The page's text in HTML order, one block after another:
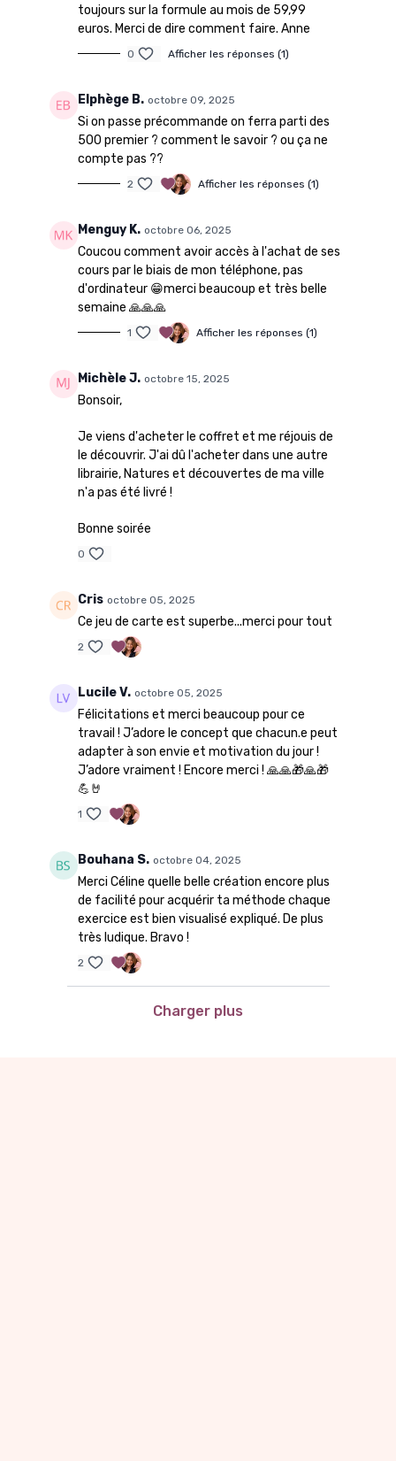
toujours sur la formule au mois de 59,99
euros. Merci de dire comment faire. Anne
0 Afficher les réponses (1)
Elphège B. octobre 09, 2025
Si on passe précommande on ferra parti des
500 premier ? comment le savoir ? ou ça ne
compte pas ??
2 Afficher les réponses (1)
Menguy K. octobre 06, 2025
Coucou comment avoir accès à l'achat de ses
cours par le biais de mon téléphone, pas
d'ordinateur 😁merci beaucoup et très belle
semaine 🙏🙏🙏
1 Afficher les réponses (1)
Michèle J. octobre 15, 2025
Bonsoir,
Je viens d'acheter le coffret et me réjouis de
le découvrir. J'ai dû l'acheter dans une autre
librairie, Natures et découvertes de ma ville
n'a pas été livré !
Bonne soirée
0
Cris octobre 05, 2025
Ce jeu de carte est superbe...merci pour tout
2
Lucile V. octobre 05, 2025
Félicitations et merci beaucoup pour ce
travail ! J’adore le concept que chacun.e peut
adapter à son envie et motivation du jour !
J’adore vraiment ! Encore merci ! 🙏🙏🎁🙏🎁
💪🤘
1
Bouhana S. octobre 04, 2025
Merci Céline quelle belle création encore plus
de facilité pour acquérir ta méthode chaque
exercice est bien visualisé expliqué. De plus
très ludique. Bravo !
2
Charger plus